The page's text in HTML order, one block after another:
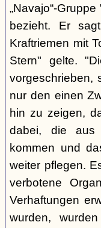
„Navajo“-
bezieht. Er
Kraftriemen mit
Stern" gelte.
vorgeschrieben,
nur den einen
hin zu zeigen,
dabei, die aus
kommen und
weiter pflegen.
verbotene
Verhaftungen
wurden,